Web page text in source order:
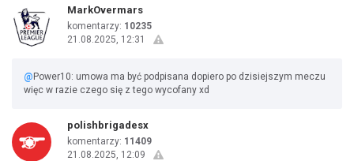
MarkOvermars
komentarzy: 10235
21.08.2025, 12:31
@ Power10: umowa ma być podpisana dopiero po dzisiejszym meczu
więc w razie czego się z tego wycofany xd
polishbrigadesx
komentarzy: 11409
21.08.2025, 12:09